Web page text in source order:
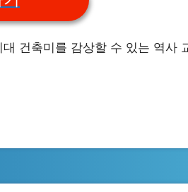
건축미를 감상할 수 있는 역사